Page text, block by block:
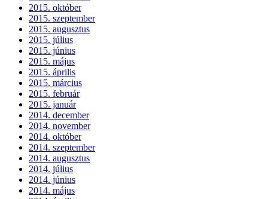
2015. október
2015. szeptember
2015. augusztus
2015. július
2015. június
2015. május
2015. április
2015. március
2015. február
2015. január
2014. december
2014. november
2014. október
2014. szeptember
2014. augusztus
2014. július
2014. június
2014. május